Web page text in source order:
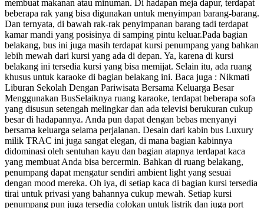
membuat makanan atau minuman. Di hadapan meja dapur, terdapat
beberapa rak yang bisa digunakan untuk menyimpan barang-barang.
Dan ternyata, di bawah rak-rak penyimpanan barang tadi terdapat
kamar mandi yang posisinya di samping pintu keluar.Pada bagian
belakang, bus ini juga masih terdapat kursi penumpang yang bahkan
lebih mewah dari kursi yang ada di depan. Ya, karena di kursi
belakang ini tersedia kursi yang bisa memijat. Selain itu, ada ruang
khusus untuk karaoke di bagian belakang ini. Baca juga : Nikmati
Liburan Sekolah Dengan Pariwisata Bersama Keluarga Besar
Menggunakan BusSelaiknya ruang karaoke, terdapat beberapa sofa
yang disusun setengah melingkar dan ada televisi berukuran cukup
besar di hadapannya. Anda pun dapat dengan bebas menyanyi
bersama keluarga selama perjalanan. Desain dari kabin bus Luxury
milik TRAC ini juga sangat elegan, di mana bagian kabinnya
didominasi oleh sentuhan kayu dan bagian atapnya terdapat kaca
yang membuat Anda bisa bercermin. Bahkan di ruang belakang,
penumpang dapat mengatur sendiri ambient light yang sesuai
dengan mood mereka. Oh iya, di setiap kaca di bagian kursi tersedia
tirai untuk privasi yang bahannya cukup mewah. Setiap kursi
penumpang pun juga tersedia colokan untuk listrik dan juga port